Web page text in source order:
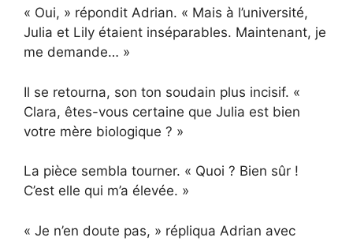
« Oui, » répondit Adrian. « Mais à l’université,
Julia et Lily étaient inséparables. Maintenant, je
me demande… »
Il se retourna, son ton soudain plus incisif. «
Clara, êtes-vous certaine que Julia est bien
votre mère biologique ? »
La pièce sembla tourner. « Quoi ? Bien sûr !
C’est elle qui m’a élevée. »
« Je n’en doute pas, » répliqua Adrian avec